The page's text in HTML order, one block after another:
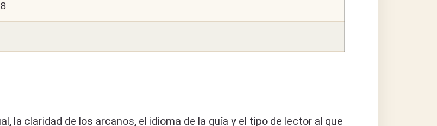
la claridad de los arcanos, el idioma de la guía y el tipo de lector al que